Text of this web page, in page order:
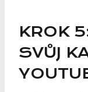
KROK
SVŮJ